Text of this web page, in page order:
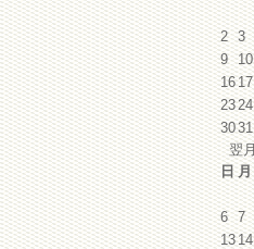
2 3
9
10
16 17
2324
3031
翌
日 月
6 7
13 14